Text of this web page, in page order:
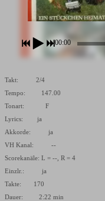
00:00
Takt: 2/4
Tempo: 147.00
Tonart: F
Lyrics: ja
Akkorde: ja
VH Kanal: --
Scorekanäle: L = --, R = 4
Einzlr.: ja
Takte: 170
Dauer: 2:22 min